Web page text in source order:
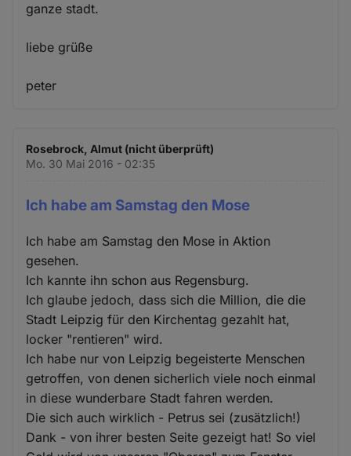
ganze stadt.
liebe grüße
peter
Rosebrock, Almut (nicht überprüft)
Mo. 30 Mai 2016 - 02:35
Ich habe am Samstag den Mose
Ich habe am Samstag den Mose in Aktion
gesehen.
Ich kannte ihn schon aus Regensburg.
Ich glaube jedoch, dass sich die Million, die die
Stadt Leipzig für den Kirchentag gezahlt hat,
locker "rentieren" wird.
Ich habe nur von Leipzig begeisterte Menschen
getroffen, von denen sicherlich viele noch einmal
in diese wunderbare Stadt fahren werden.
Die sich auch wirklich - Petrus sei (zusätzlich!)
Dank - von ihrer besten Seite gezeigt hat! So viel